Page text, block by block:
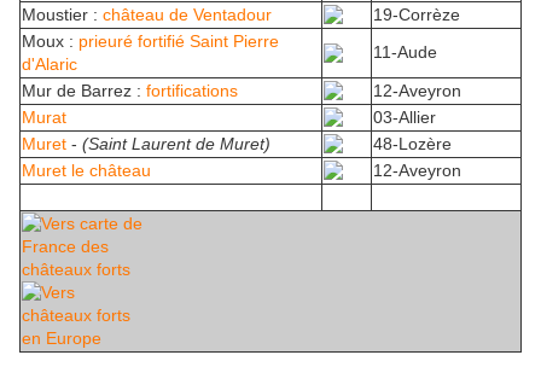
Moustier : château de Ventadour
19-Corrèze
Moux : prieuré fortifié Saint Pierre
d'Alaric
11-Aude
Mur de Barrez : fortifications
12-Aveyron
Murat
03-Allier
Muret - (Saint Laurent de Muret)
48-Lozère
Muret le château
12-Aveyron